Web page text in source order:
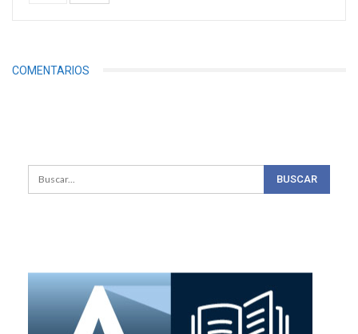
COMENTARIOS